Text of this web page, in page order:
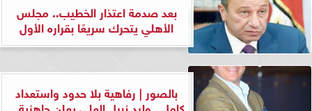
بعد صدمة اعتذار الخطيب.. مجلس
الأهلي يتحرك سريعًا بقراره الأول
بالصور | رفاهية بلا حدود واستعداد